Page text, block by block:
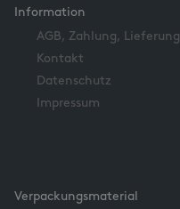
Information
AGB, Zahlung, Lieferung
Kontakt
Datenschutz
Impressum
Verpackungsmaterial